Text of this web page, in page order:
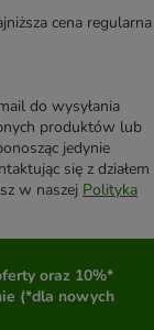
cena regularna
do wysyłania
produktów lub
jedynie
się z działem
w naszej Polityka
oraz 10%*
(*dla nowych